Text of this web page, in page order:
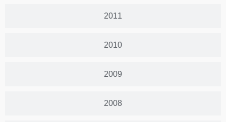
2011
2010
2009
2008